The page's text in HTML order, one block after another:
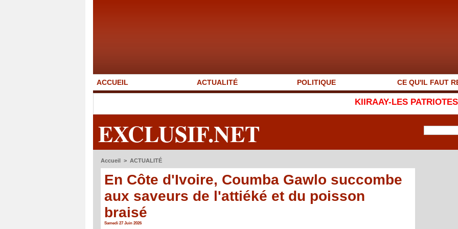
ACCUEIL ACTUALITÉ POLITIQUE CE QU'IL FAUT
KIIRAAY-LES PATRIOTES RÉPUBLICAINS :
EXCLUSIF.NET
Accueil > ACTUALITÉ
En Côte d'Ivoire, Coumba Gawlo succombe
aux saveurs de l'attiéké et du poisson
braisé
Samedi 27 Juin 2026